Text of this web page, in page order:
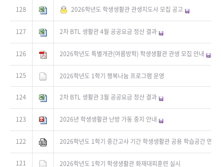
128 2026학년도 학생생활관 관생지도사 모집 공고
127 2차 BTL 생활관 4월 공공요금 정산 결과
126 2026학년도 특별개관(여름방학) 학생생활관 관생 모집 안내
125 2026학년도 1학기 행복나눔 프로그램 운영
124 2차 BTL 생활관 3월 공공요금 정산 결과
123 2026년 학생생활관 난방 가동 중지 안내
122 2026학년도 1학기 중간고사 기간 학생생활관 공용 학습공간 연장
121 2026학년도 1학기 학생생활관 화재대피훈련 실시